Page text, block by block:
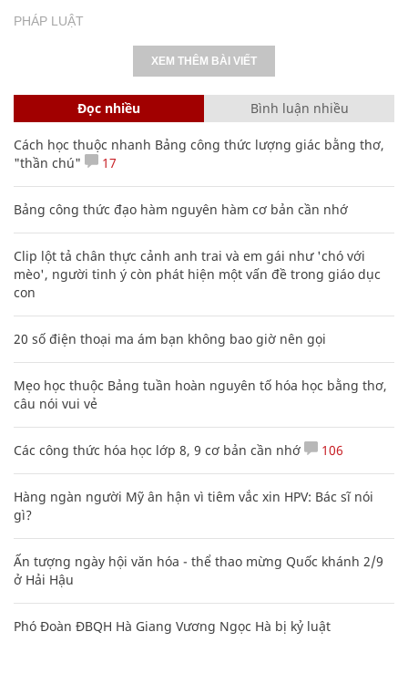
PHÁP LUẬT
XEM THÊM BÀI VIẾT
Đọc nhiều Bình luận nhiều
Cách học thuộc nhanh Bảng công thức lượng giác bằng thơ,
"thần chú"
17
Bảng công thức đạo hàm nguyên hàm cơ bản cần nhớ
Clip lột tả chân thực cảnh anh trai và em gái như 'chó với
mèo', người tinh ý còn phát hiện một vấn đề trong giáo dục
con
20 số điện thoại ma ám bạn không bao giờ nên gọi
Mẹo học thuộc Bảng tuần hoàn nguyên tố hóa học bằng thơ,
câu nói vui vẻ
Các công thức hóa học lớp 8, 9 cơ bản cần nhớ 106
Hàng ngàn người Mỹ ân hận vì tiêm vắc xin HPV: Bác sĩ nói
gì?
Ấn tượng ngày hội văn hóa - thể thao mừng Quốc khánh 2/9
ở Hải Hậu
Phó Đoàn ĐBQH Hà Giang Vương Ngọc Hà bị kỷ luật